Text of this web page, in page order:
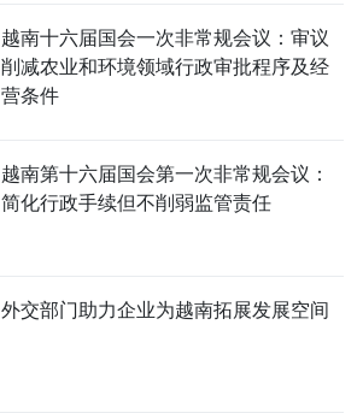
越南十六届国会一次非常规会议：审议
削减农业和环境领域行政审批程序及经
营条件
越南第十六届国会第一次非常规会议：
简化行政手续但不削弱监管责任
外交部门助力企业为越南拓展发展空间